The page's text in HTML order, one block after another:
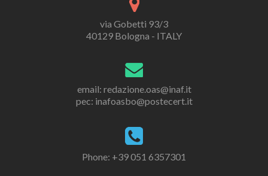
via Gobetti 93/3
40129 Bologna - ITALY
email: redazione.oas@inaf.it
pec: inafoasbo@postecert.it
Phone: +39 051 6357301